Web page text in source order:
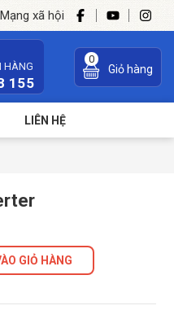
Mạng xã hội
HÀNG
155
0
Giỏ hàng
LIÊN HỆ
GIỎ HÀNG